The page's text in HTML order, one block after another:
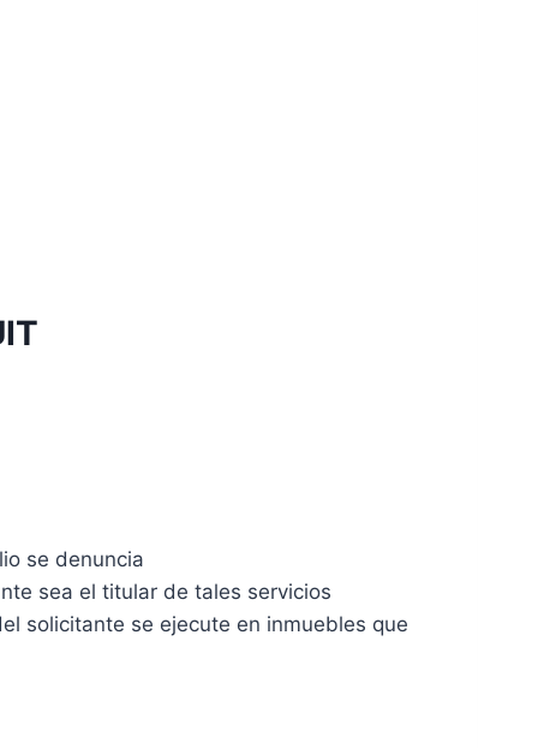
se denuncia
sea el titular de tales servicios
solicitante se ejecute en inmuebles que